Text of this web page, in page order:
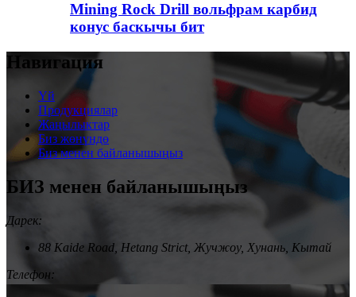
Mining Rock Drill вольфрам карбид
конус баскычы бит
Навигация
Үй
Продукциялар
Жаңылыктар
Биз жөнүндө
Биз менен байланышыңыз
БИЗ менен байланышыңыз
Дарек:
88 Kaide Road, Hetang Strict, Жучжоу, Хунань, Кытай
Телефон: